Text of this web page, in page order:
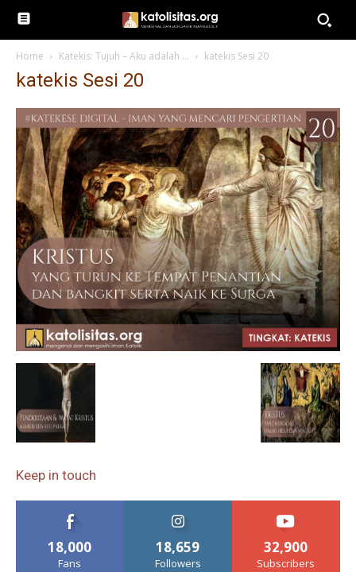
Home Katekis: Tujuh – Aku adalah … katekis Sesi 20
katekis Sesi 20
Keep in touch
18,000
Fans
18,659
Followers
32,900
Subscribers